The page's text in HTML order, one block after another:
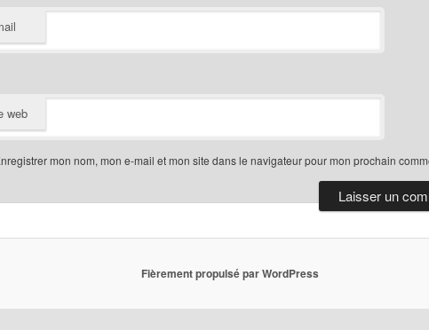
web
mon nom, mon e-mail et mon site dans le navigateur pour mon prochain
Fièrement propulsé par WordPress